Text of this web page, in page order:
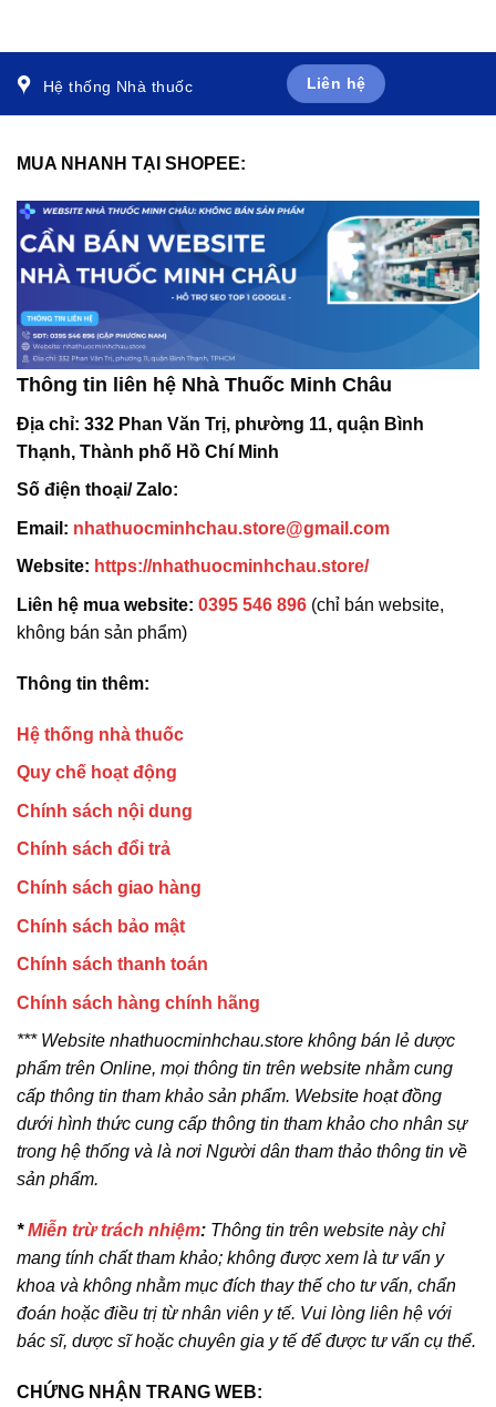
Hệ thống Nhà thuốc Liên hệ
MUA NHANH TẠI SHOPEE:
Thông tin liên hệ Nhà Thuốc Minh Châu
Địa chỉ: 332 Phan Văn Trị, phường 11, quận Bình
Thạnh, Thành phố Hồ Chí Minh
Số điện thoại/ Zalo:
Email: nhathuocminhchau.store@gmail.com
Website: https://nhathuocminhchau.store/
Liên hệ mua website: 0395 546 896 (chỉ bán website,
không bán sản phẩm)
Thông tin thêm:
Hệ thống nhà thuốc
Quy chế hoạt động
Chính sách nội dung
Chính sách đổi trả
Chính sách giao hàng
Chính sách bảo mật
Chính sách thanh toán
Chính sách hàng chính hãng
*** Website nhathuocminhchau.store không bán lẻ dược
phẩm trên Online, mọi thông tin trên website nhằm cung
cấp thông tin tham khảo sản phẩm. Website hoạt đồng
dưới hình thức cung cấp thông tin tham khảo cho nhân sự
trong hệ thống và là nơi Người dân tham thảo thông tin về
sản phẩm.
*Miễn trừ trách nhiệm: Thông tin trên website này chỉ
mang tính chất tham khảo; không được xem là tư vấn y
khoa và không nhằm mục đích thay thế cho tư vấn, chẩn
đoán hoặc điều trị từ nhân viên y tế. Vui lòng liên hệ với
bác sĩ, dược sĩ hoặc chuyên gia y tế để được tư vấn cụ thể.
CHỨNG NHẬN TRANG WEB: